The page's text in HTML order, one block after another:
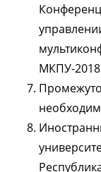
МКПУ-2018